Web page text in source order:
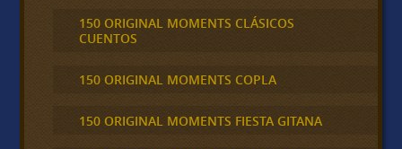
150 ORIGINAL MOMENTS CLÁSICOS
CUENTOS
150 ORIGINAL MOMENTS COPLA
150 ORIGINAL MOMENTS FIESTA GITANA